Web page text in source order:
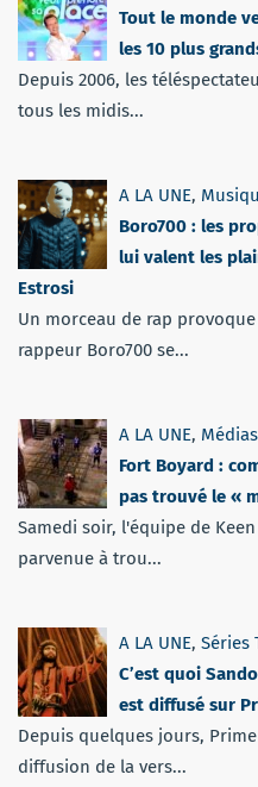
Tout le monde
les 10 plus
Depuis 2006, les
tous les midis...
A LA UNE,
Boro700 : les
lui valent les
Estrosi
Un morceau de rap
rappeur Boro700 se...
A LA UNE, Médias
Fort Boyard :
pas trouvé le «
Samedi soir, l'équipe de
parvenue à trou...
A LA UNE, Séries
C’est quoi
est diffusé sur
Depuis quelques jours,
diffusion de la vers...